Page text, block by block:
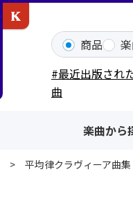
商品
#最近出版され
曲
楽曲から
平均律クラヴィーア曲